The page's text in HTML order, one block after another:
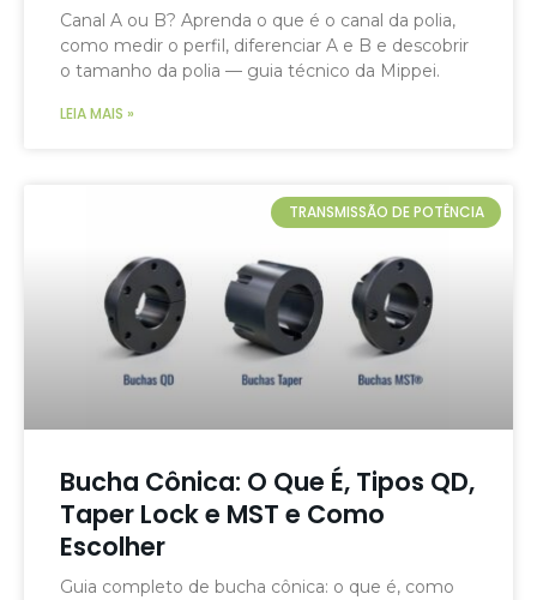
Canal A ou B? Aprenda o que é o canal da polia,
como medir o perfil, diferenciar A e B e descobrir
o tamanho da polia — guia técnico da Mippei.
LEIA MAIS »
TRANSMISSÃO DE POTÊNCIA
Bucha Cônica: O Que É, Tipos QD,
Taper Lock e MST e Como
Escolher
Guia completo de bucha cônica: o que é, como